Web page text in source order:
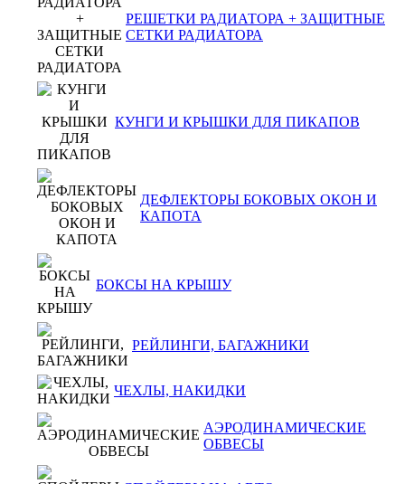
РЕШЕТКИ РАДИАТОРА + ЗАЩИТНЫЕ
СЕТКИ РАДИАТОРА
КУНГИ И КРЫШКИ ДЛЯ ПИКАПОВ
ДЕФЛЕКТОРЫ БОКОВЫХ ОКОН И
КАПОТА
БОКСЫ НА КРЫШУ
РЕЙЛИНГИ, БАГАЖНИКИ
ЧЕХЛЫ, НАКИДКИ
АЭРОДИНАМИЧЕСКИЕ
ОБВЕСЫ